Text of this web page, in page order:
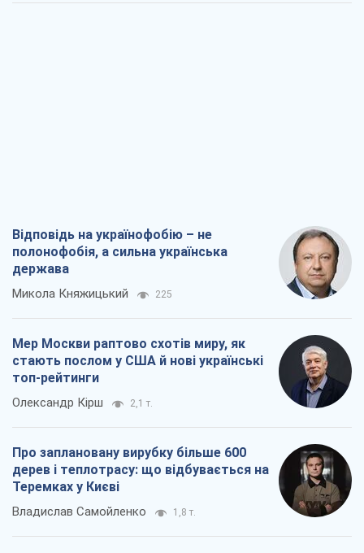
Відповідь на українофобію – не
полонофобія, а сильна українська
держава
Микола Княжицький 225
Мер Москви раптово схотів миру, як
стають послом у США й нові українські
топ-рейтинги
Олександр Кірш 2,1 т.
Про заплановану вирубку більше 600
дерев і теплотрасу: що відбувається на
Теремках у Києві
Владислав Самойленко 1,8 т.